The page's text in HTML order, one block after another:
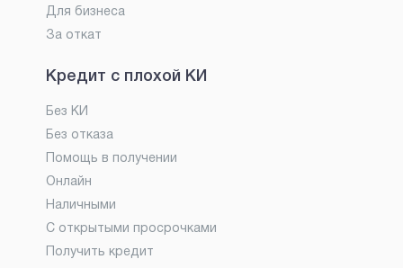
Для бизнеса
За откат
Кредит с плохой КИ
Без КИ
Без отказа
Помощь в получении
Онлайн
Наличными
С открытыми просрочками
Получить кредит